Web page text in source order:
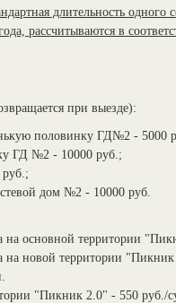
длительность одного
рассчитываются в
при выезде):
половинку ГД№2 - 5000
ГД №2 - 10000 руб.;
дом №2 - 10000 руб.
на основной территории
на новой территории
"Пикник 2.0" - 550 руб./